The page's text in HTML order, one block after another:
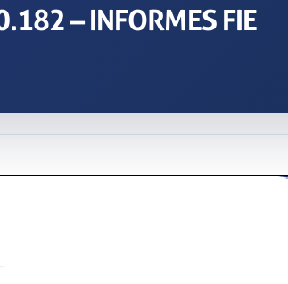
– INFORMES FIE